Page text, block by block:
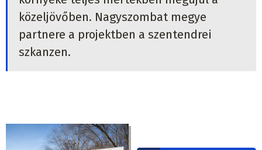
közeljövőben. Nagyszombat megye
partnere a projektben a szentendrei
szkanzen.